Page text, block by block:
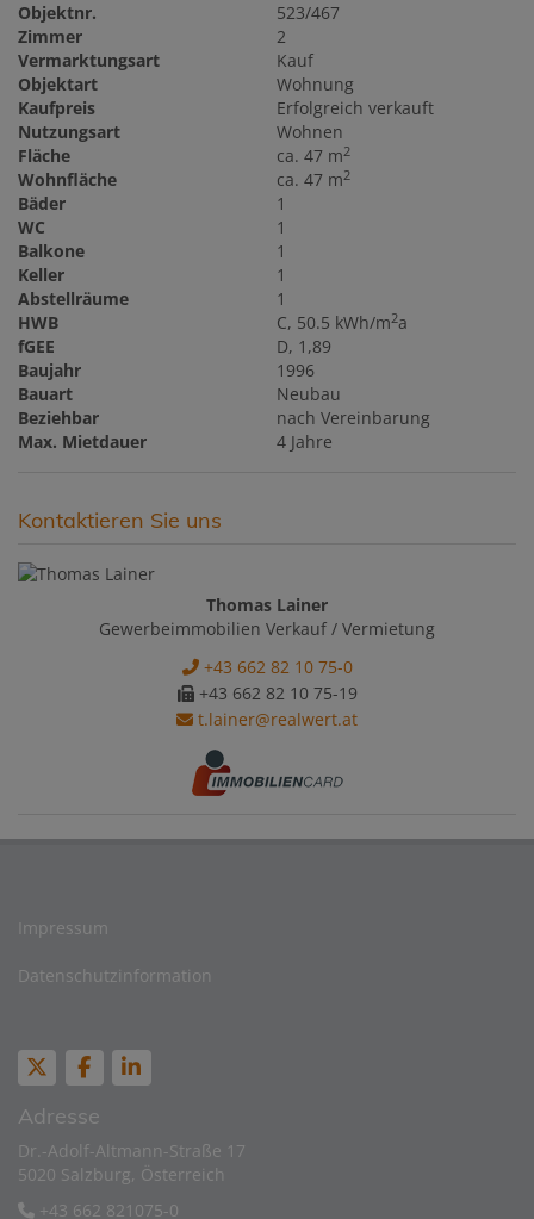
Objektnr.
523/467
Zimmer
2
Vermarktungsart
Kauf
Objektart
Wohnung
Kaufpreis
Erfolgreich verkauft
Nutzungsart
Wohnen
Fläche
ca. 47 m2
Wohnfläche ca. 47 m2
Bäder
1
WC
1
Balkone
1
Keller
1
Abstellräume
1
HWB
C, 50.5 kWh/m2a
fGEE
D, 1,89
Baujahr
1996
Bauart
Neubau
Beziehbar
nach Vereinbarung
Max. Mietdauer
4 Jahre
Kontaktieren Sie uns
Thomas Lainer
Gewerbeimmobilien Verkauf / Vermietung
+43 662 82 10 75-0
+43 662 82 10 75-19
t.lainer@realwert.at
Impressum
Datenschutzinformation
Adresse
Dr.-Adolf-Altmann-Straße 17
5020 Salzburg, Österreich
+43 662 821075-0